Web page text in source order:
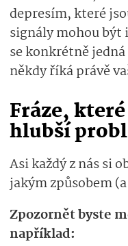
depresím, které
signály mohou být
se konkrétně
někdy říká právě
Fráze,
hlubší
Asi každý z nás si
jakým způsobem
Zpozornět byste
například: